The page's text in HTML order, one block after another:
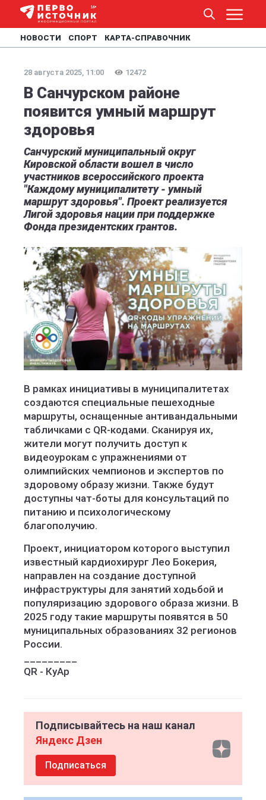
НОВОСТИ СПОРТ КАРТА-СПРАВОЧНИК
28 августа 2025, 11:00 12472
В Санчурском районе
появится умный маршрут
здоровья
Санчурский муниципальный округ
Кировской области вошел в число
участников всероссийского проекта
"Каждому муниципалитету - умный
маршрут здоровья". Проект реализуется
Лигой здоровья нации при поддержке
Фонда президентских грантов.
В рамках инициативы в муниципалитетах
создаются специальные пешеходные
маршруты, оснащенные антивандальными
табличками с QR-кодами. Сканируя их,
жители могут получить доступ к
видеоурокам с упражнениями от
олимпийских чемпионов и экспертов по
здоровому образу жизни. Также будут
доступны чат-боты для консультаций по
питанию и психологическому
благополучию.
Проект, инициатором которого выступил
известный кардиохирург Лео Бокерия,
направлен на создание доступной
инфраструктуры для занятий ходьбой и
популяризацию здорового образа жизни. В
2025 году такие маршруты появятся в 50
муниципальных образованиях 32 регионов
России.
QR - КуАр
Подписывайтесь на наш канал
Яндекс Дзен
Подписаться